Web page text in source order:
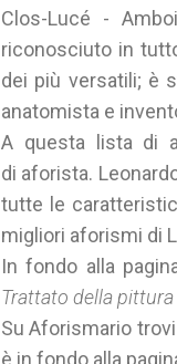
Clos-Lucé -
riconosciuto in
dei più versatili; è
anatomista e
A questa lista di
di aforista.
tutte le
migliori aforismi di
In fondo alla
Trattato della pittura
Su Aforismario
è in fondo alla